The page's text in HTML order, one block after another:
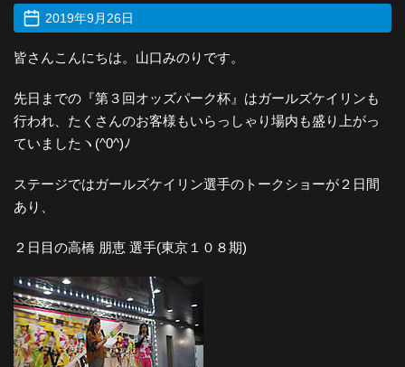
2019年9月26日
皆さんこんにちは。山口みのりです。
先日までの『第３回オッズパーク杯』はガールズケイリンも
行われ、たくさんのお客様もいらっしゃり場内も盛り上がっ
ていましたヽ(^0^)ﾉ
ステージではガールズケイリン選手のトークショーが２日間
あり、
２日目の高橋 朋恵 選手(東京１０８期)